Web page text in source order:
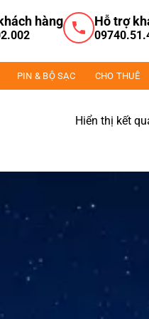
hàng Hỗ trợ
PIN & BỘ SẠC CHO THUÊ
Hiển thị kết